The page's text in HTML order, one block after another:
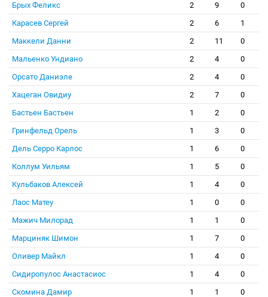
Брых Феликс 2 9
0
Карасев Сергей
2 6
1
Маккели Данни
2 11
0
Мальенко Ундиано
2 4
0
Орсато Даниэле
2 4
0
Хацеган Овидиу
2 7
0
Бастьен Бастьен
1 2
0
Гринфельд Орель
1 3
0
Дель Серро Карлос
1 6
0
Коллум Уильям
1 5
0
Кульбаков Алексей
1 4
0
Лаос Матеу
1 0
0
Мажич Милорад
1 1
0
Марциняк Шимон
1 7
0
Оливер Майкл
1 4
0
Сидиропулос Анастасиос
1 4
0
Скомина Дамир
1 1
0